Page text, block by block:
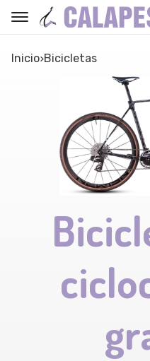
Inicio bicicletas